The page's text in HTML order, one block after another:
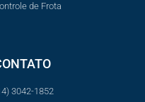
de Frota
3042-1852